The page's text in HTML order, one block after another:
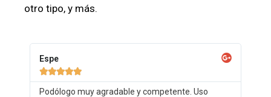
otro tipo, y más.
Espe

Podólogo muy agradable y competente. Uso